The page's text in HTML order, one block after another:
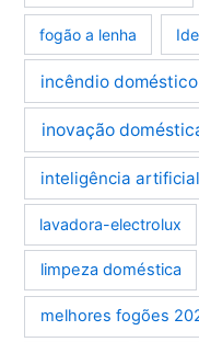
fogão a lenha
incêndio doméstico
inovação
inteligência artificial
lavadora-electrolux
limpeza doméstica
melhores fogões